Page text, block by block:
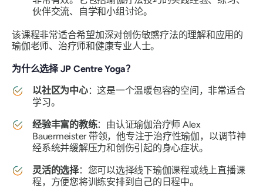
伙伴交流、自学和小组讨论。
该课程非常适合希望加深对创伤敏感疗法的理解和应用的
瑜伽老师、治疗师和健康专业人士。
为什么选择 JP Centre Yoga？
以社区为中心：这是一个温暖包容的空间，非常适合
学习。
经验丰富的教练：由认证瑜伽治疗师 Alex
Bauermeister 带领，他专注于治疗性瑜伽，以调节神
经系统并缓解压力和创伤引起的身心症状。
灵活的选择：您可以选择线下瑜伽课程或线上直播课
程，方便您将训练安排到自己的日程中。